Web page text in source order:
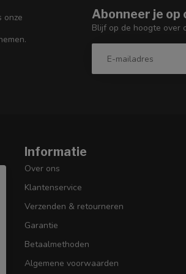
onze
Abonneer je op
Blijf op de hoogte over
Informatie
Over ons
Klantenservice
Verzenden & retourneren
Garantie
Betaalmethoden
Algemene voorwaarden